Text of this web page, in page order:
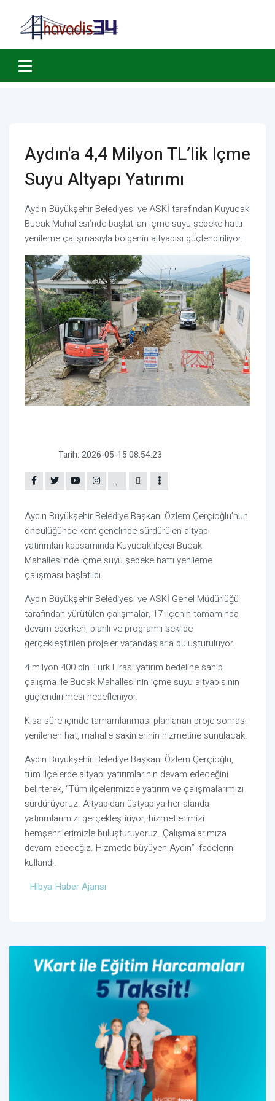
Aydın'a 4,4 Milyon TL’lik Içme
Suyu Altyapı Yatırımı
Aydın Büyükşehir Belediyesi ve ASKİ tarafından Kuyucak
Bucak Mahallesi’nde başlatılan içme suyu şebeke hattı
yenileme çalışmasıyla bölgenin altyapısı güçlendiriliyor.
Tarih: 2026-05-15 08:54:23
Aydın Büyükşehir Belediye Başkanı Özlem Çerçioğlu’nun
öncülüğünde kent genelinde sürdürülen altyapı
yatırımları kapsamında Kuyucak ilçesi Bucak
Mahallesi’nde içme suyu şebeke hattı yenileme
çalışması başlatıldı.
Aydın Büyükşehir Belediyesi ve ASKİ Genel Müdürlüğü
tarafından yürütülen çalışmalar, 17 ilçenin tamamında
devam ederken, planlı ve programlı şekilde
gerçekleştirilen projeler vatandaşlarla buluşturuluyor.
4 milyon 400 bin Türk Lirası yatırım bedeline sahip
çalışma ile Bucak Mahallesi’nin içme suyu altyapısının
güçlendirilmesi hedefleniyor.
Kısa süre içinde tamamlanması planlanan proje sonrası
yenilenen hat, mahalle sakinlerinin hizmetine sunulacak.
Aydın Büyükşehir Belediye Başkanı Özlem Çerçioğlu,
tüm ilçelerde altyapı yatırımlarının devam edeceğini
belirterek, “Tüm ilçelerimizde yatırım ve çalışmalarımızı
sürdürüyoruz. Altyapıdan üstyapıya her alanda
yatırımlarımızı gerçekleştiriyor, hizmetlerimizi
hemşehrilerimizle buluşturuyoruz. Çalışmalarımıza
devam edeceğiz. Hizmetle büyüyen Aydın” ifadelerini
kullandı.
Hibya Haber Ajansı